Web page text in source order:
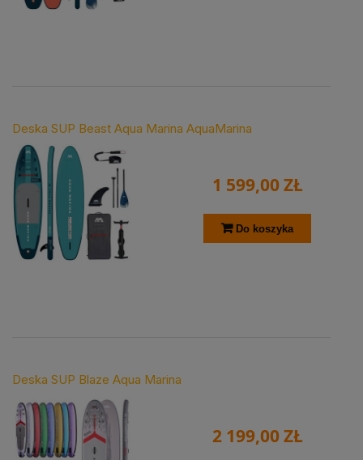
Deska SUP Beast Aqua Marina AquaMarina
1 599,00 ZŁ
Do koszyka
Deska SUP Blaze Aqua Marina
2 199,00 ZŁ